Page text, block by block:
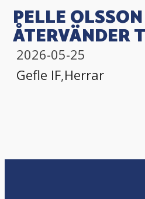
PELLE OLSSON
ÅTERVÄNDER
2026-05-25
Gefle IF,Herrar